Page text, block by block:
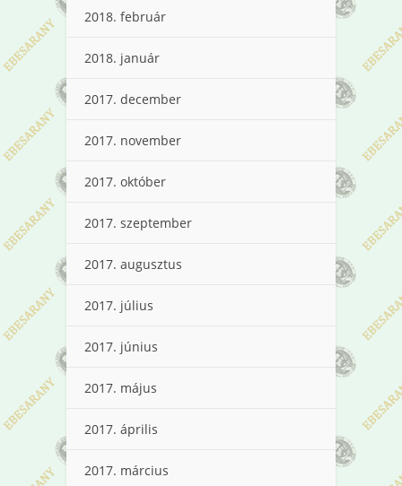
2018. február
2018. január
2017. december
2017. november
2017. október
2017. szeptember
2017. augusztus
2017. július
2017. június
2017. május
2017. április
2017. március